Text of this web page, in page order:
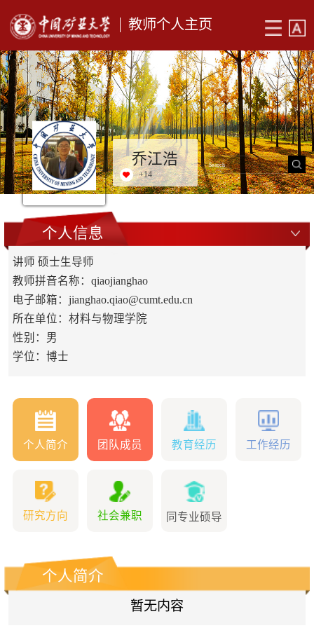
教师个人主页
乔江浩
+14
个人信息
讲师 硕士生导师
教师拼音名称：qiaojianghao
电子邮箱： jianghao.qiao@cumt.edu.cn
所在单位：材料与物理学院
性别：男
学位：博士
个人简介 团队成员 教育经历 工作经历
研究方向 社会兼职 同专业硕导
个人简介
暂无内容